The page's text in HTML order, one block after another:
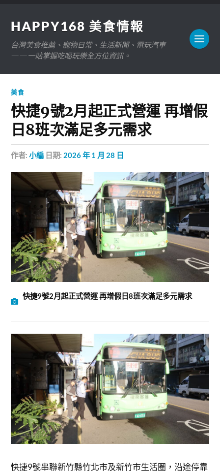
HAPPY168 美食情報
台灣美食推薦、寵物日常、生活新聞、電玩汽車
——一站掌握吃喝玩樂全方位資訊。
美食
快捷9號2月起正式營運 再增假
日8班次滿足多元需求
作者:小編 日期: 2026 年 1 月 28 日
快捷9號2月起正式營運 再增假日8班次滿足多元需求
快捷9號串聯新竹縣竹北市及新竹市生活圈，沿途停靠